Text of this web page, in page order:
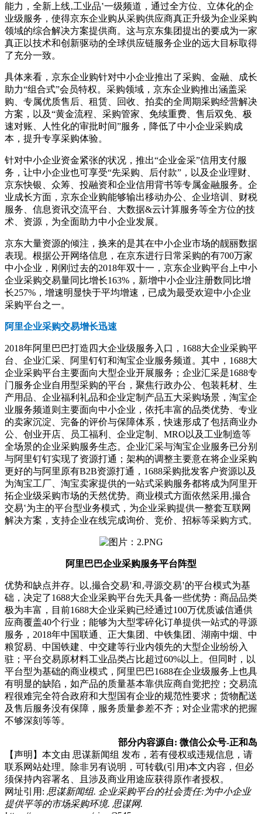
能力，全新上线‚工业品‛一级频道，通过全方位、立体化的企
业级服务，使得京东企业购从采购供应商真正升级为企业采购
领域的综合解决方案提供商。这与京东集团提出的要成为一家
真正以技术和创新驱动的全球供应链服务企业的远大目标取得
了充分一致。
具体来看，京东企业购针对中小企业推出了采购、金融、成长
助力“组合式”会员特权。采购领域，京东企业购推出涵盖采
购、专属优质售后、租赁、回收、拍卖的全周期采购经营解决
方案，以及“黄金流程、采购管家、免续重费、售后双免、极
速对账、人性化的审批时间”服务，降低了中小企业采购成
本，提升专享采购体验。
针对中小企业资金紧张的状况，推出“企业金采”信用支付服
务，让中小企业也可享受“先采购、后付款”，以及企业理财、
京东快银、众筹、投融资和企业信用背书等专属金融服务。企
业成长方面，京东企业购能够输出移动办公、企业培训、财税
服务、信息资讯交流平台、大数据&云计算服务等全方位的技
术、资源，为全面助力中小企业发展。
京东大量资源的倾注，换来的是其在中小企业市场的靓丽数据
表现。根据公开网络信息，在京东进行日常采购的有700万家
中小企业，刚刚过去的2018年双十一，京东企业购平台上中小
企业采购交易量同比增长163%，新增中小企业注册数同比增
长257%，增速明显快于平均增速，已成为最受欢迎中小企业
采购平台之一。
阿里企业采购交易增长迅速
2018年阿里巴巴打造四大企业级服务入口，1688大企业采购平
台、企业汇采、阿里钉钉和淘宝企业服务频道。其中，1688大
企业采购平台主要面向大型企业开展服务；企业汇采是1688专
门服务企业自用型采购的平台，聚焦行政办公、包装耗材、生
产用品、企业福利礼品和企业定制产品五大采购场景，淘宝企
业服务频道则主要面向中小企业，依托丰富的品类优势、专业
的卖家沉淀、完备的评价与保障体系，快速形成了包括商业办
公、创业开店、员工福利、企业定制、MRO以及工业制造等
全场景的企业采购服务生态。企业汇采与淘宝企业服务已分别
与阿里钉钉实现了资源打通；架构的调整主要意在将企业采购
更好的与阿里原有B2B资源打通，1688采购批发客户资源以及
为淘宝工厂、淘宝卖家提供的一站式采购服务都将成为阿里开
拓企业级采购市场的天然优势。商业模式方面依然采用‚撮合
交易‛为主的平台型业务模式，为企业采购提供一整套互联网
解决方案，支持企业在线完成询价、竞价、招标等采购方式。
阿里巴巴企业采购服务平台阵型
优势和缺点并存。以‚撮合交易‛和‚寻源交易‛的平台模式为基
础，决定了1688大企业采购平台先天具备一些优势：商品品类
极为丰富，目前1688大企业采购已经通过100万优质诚信通供
应商覆盖40个行业；能够为大型零碎化订单提供一站式的寻源
服务，2018年中国联通、正大集团、中铁集团、湖南中烟、中
粮贸易、中国铁建、中交建等行业内领先的大型企业纷纷入
驻；平台交易原材料工业品类占比超过60%以上。但同时，以
平台型为基础的商业模式，阿里巴巴1688在企业级服务上也具
有明显的缺陷，如产品的质量基本靠供应商自觉把控；交易流
程很难完全符合政府和大型国有企业的规范性要求；货物配送
及售后服务没有保障，服务质量参差不齐；对企业需求的把握
不够深刻等等。
部分内容源自: 微信公众号-正和岛
【声明】本文由 思谋新闻组 发布，若有侵权或违规信息，请
联系网站处理。除非另有说明，可转载(引用)本文内容，但必
须保持内容署名、且涉及商业用途应获得原作者授权。
网址引用: 思谋新闻组. 企业采购平台的社会责任:为中小企业
提供平等的市场采购环境. 思谋网.